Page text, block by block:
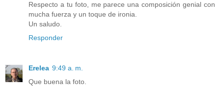
Respecto a tu foto, me parece una composición genial con
mucha fuerza y un toque de ironia.
Un saludo.
Responder
Erelea 9:49 a. m.
Que buena la foto.